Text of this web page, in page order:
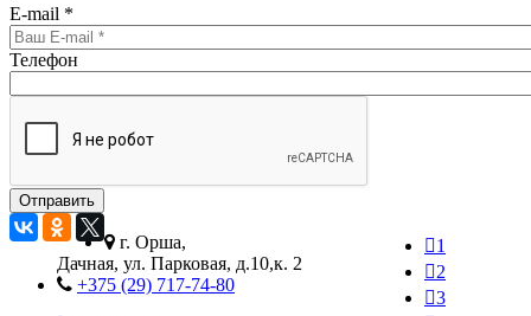
E-mail *
Телефон
1
2
3
г. Орша,
Дачная, ул. Парковая, д.10,к. 2
+375 (29) 717-74-80